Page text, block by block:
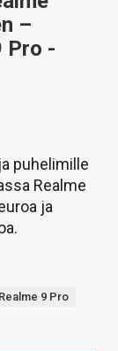
–
Pro -
puhelimille
Realme
ja
Realme 9 Pro